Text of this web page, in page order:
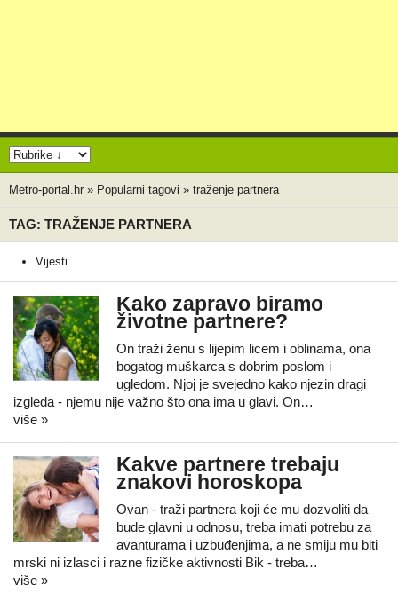
Metro-portal.hr » Popularni tagovi » traženje partnera
TAG: TRAŽENJE PARTNERA
Vijesti
Kako zapravo biramo
životne partnere?
On traži ženu s lijepim licem i oblinama, ona
bogatog muškarca s dobrim poslom i
ugledom. Njoj je svejedno kako njezin dragi
izgleda - njemu nije važno što ona ima u glavi. On…
više »
Kakve partnere trebaju
znakovi horoskopa
Ovan - traži partnera koji će mu dozvoliti da
bude glavni u odnosu, treba imati potrebu za
avanturama i uzbuđenjima, a ne smiju mu biti
mrski ni izlasci i razne fizičke aktivnosti Bik - treba…
više »